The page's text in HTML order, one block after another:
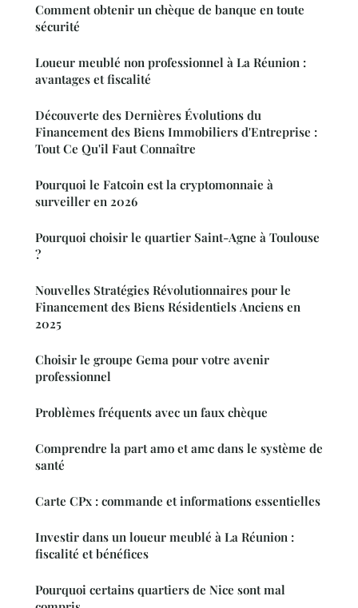
Comment obtenir un chèque de banque en toute
sécurité
Loueur meublé non professionnel à La Réunion :
avantages et fiscalité
Découverte des Dernières Évolutions du
Financement des Biens Immobiliers d'Entreprise :
Tout Ce Qu'il Faut Connaître
Pourquoi le Fatcoin est la cryptomonnaie à
surveiller en 2026
Pourquoi choisir le quartier Saint-Agne à Toulouse
?
Nouvelles Stratégies Révolutionnaires pour le
Financement des Biens Résidentiels Anciens en
2025
Choisir le groupe Gema pour votre avenir
professionnel
Problèmes fréquents avec un faux chèque
Comprendre la part amo et amc dans le système de
santé
Carte CPx : commande et informations essentielles
Investir dans un loueur meublé à La Réunion :
fiscalité et bénéfices
Pourquoi certains quartiers de Nice sont mal